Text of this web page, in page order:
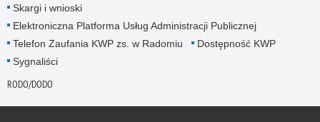
Skargi i wnioski
Elektroniczna Platforma Usług Administracji Publicznej
Telefon Zaufania KWP zs. w Radomiu
Dostępność KWP
Sygnaliści
RODO/DODO